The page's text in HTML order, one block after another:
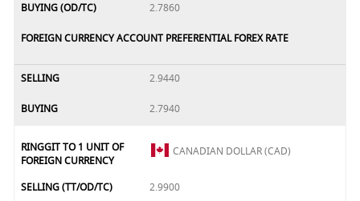
BUYING (OD/TC) 2.7860
FOREIGN CURRENCY ACCOUNT PREFERENTIAL FOREX RATE
SELLING 2.9440
BUYING 2.7940
RINGGIT TO 1 UNIT OF
FOREIGN CURRENCY
CANADIAN DOLLAR (CAD)
SELLING (TT/OD/TC) 2.9900